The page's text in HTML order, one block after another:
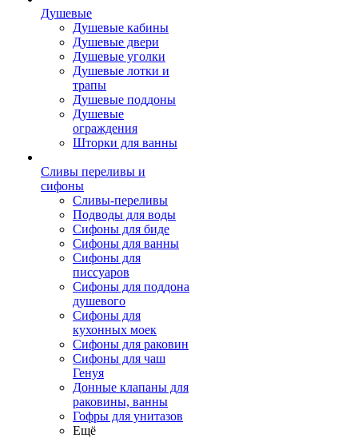
Душевые
Душевые кабины
Душевые двери
Душевые уголки
Душевые лотки и
трапы
Душевые поддоны
Душевые
ограждения
Шторки для ванны
Сливы переливы и
сифоны
Сливы-переливы
Подводы для воды
Сифоны для биде
Сифоны для ванны
Сифоны для
писсуаров
Сифоны для поддона
душевого
Сифоны для
кухонных моек
Сифоны для раковин
Сифоны для чаш
Генуя
Донные клапаны для
раковины, ванны
Гофры для унитазов
Ещё